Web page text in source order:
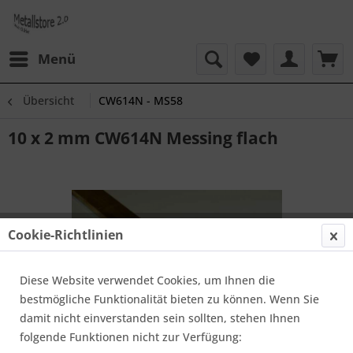
Menü
Übersicht CW614N - MS58
10 x 2 mm CW614N Messing flach
Cookie-Richtlinien
Diese Website verwendet Cookies, um Ihnen die
bestmögliche Funktionalität bieten zu können. Wenn Sie
damit nicht einverstanden sein sollten, stehen Ihnen
folgende Funktionen nicht zur Verfügung: